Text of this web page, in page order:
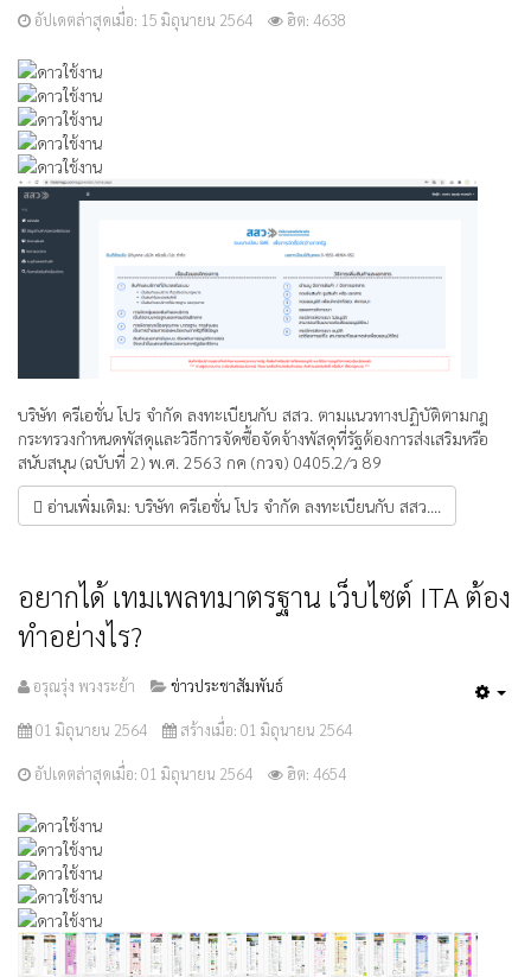
อัปเดตล่าสุดเมื่อ: 15 มิถุนายน 2564 ฮิต: 4638
ให้
เรต
สมาชิก:5/5
บริษัท ครีเอชั่น โปร จำกัด ลงทะเบียนกับ สสว. ตามแนวทางปฏิบัติตามกฎ
กระทรวงกำหนดพัสดุและวิธีการจัดซื้อจัดจ้างพัสดุที่รัฐต้องการส่งเสริมหรือ
สนับสนุน (ฉบับที่ 2) พ.ศ. 2563 กค (กวจ) 0405.2/ว 89
อ่านเพิ่มเติม: บริษัท ครีเอชั่น โปร จำกัด ลงทะเบียนกับ สสว....
อยากได้ เทมเพลทมาตรฐาน เว็บไซต์ ITA ต้อง
ทำอย่างไร?
อรุณรุ่ง พวงระย้า ข่าวประชาสัมพันธ์
01 มิถุนายน 2564 สร้างเมื่อ: 01 มิถุนายน 2564
อัปเดตล่าสุดเมื่อ: 01 มิถุนายน 2564 ฮิต: 4654
ให้
เรต
สมาชิก:5/5